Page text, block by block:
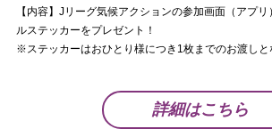
【内容】Jリーグ気候アクションの参加画面（アプ
ルステッカーをプレゼント！
※ステッカーはおひとり様につき 1枚までのお渡しと
詳細はこちら